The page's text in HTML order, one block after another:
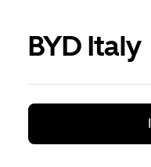
BYD Italy